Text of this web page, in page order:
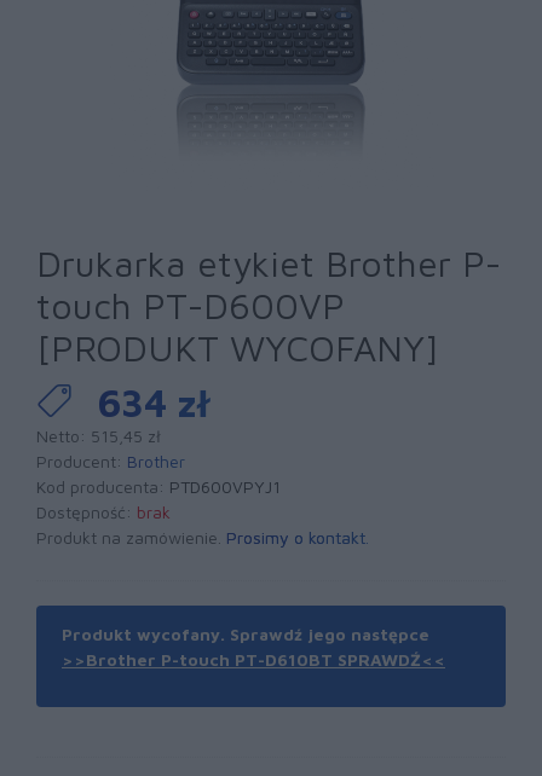
Drukarka etykiet Brother P-
touch PT-D600VP
[PRODUKT WYCOFANY]
634 zł
Netto: 515,45 zł
Producent: Brother
Kod producenta: PTD600VPYJ1
Dostępność: brak
Produkt na zamówienie. Prosimy o kontakt
Produkt wycofany. Sprawdź jego następce
>>Brother P-touch PT-D610BT SPRAWDŹ<<